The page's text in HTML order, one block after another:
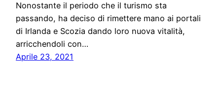
Nonostante il periodo che il turismo sta
passando, ha deciso di rimettere mano ai portali
di Irlanda e Scozia dando loro nuova vitalità,
arricchendoli con…
Aprile 23, 2021